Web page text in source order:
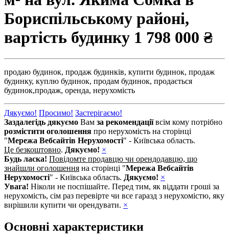
Бориспільському районі,
вартість будинку 1 798 000 ₴
продаю будинок, продаж будинків, купити будинок, продаж
будинку, куплю будинок, продам будинок, продається
будинок,продаж, оренда, нерухомість
Дякуємо! Просимо! Застерігаємо!
Заздалегідь дякуємо Вам за рекомендаціївсім кому потрібно
розмістити оголошення про нерухомість на сторінці
"Мережа Вебсайтів Нерухомості" - Київська область.
Це безкоштовно. Дякуємо! ×
Будь ласка! Повідомте продавцю чи орендодавцю, що
знайшли оголошення на сторінці "Мережа Вебсайтів
Нерухомості" - Київська область. Дякуємо! ×
Увага! Ніколи не поспішайте. Перед тим, як віддати гроші за
нерухомість, сім раз перевірте чи все гаразд з нерухомістю, яку
вирішили купити чи орендувати. ×
Основні характеристики